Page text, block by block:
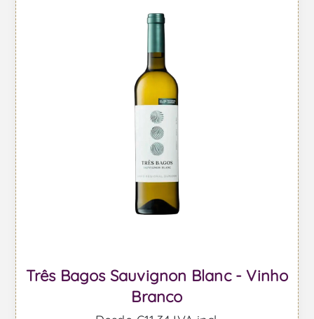
Três Bagos Sauvignon Blanc - Vinho
Branco